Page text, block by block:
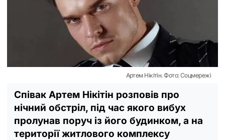
Артем Нікітін. Фото: Соцмережі
Співак Артем Нікітін розповів про
нічний обстріл, під час якого вибух
пролунав поруч із його будинком, а на
території житлового комплексу